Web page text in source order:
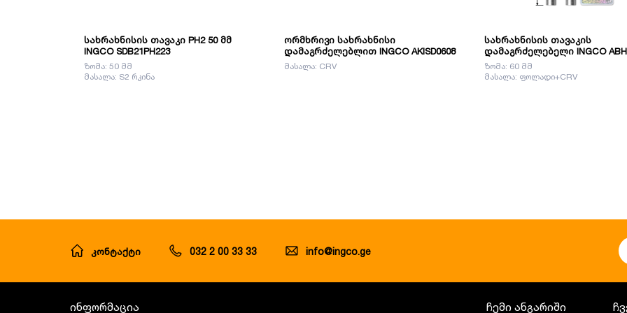
სახრახნისის თავაკი PH2 50 მმ
INGCO SDB21PH223
ზომა: 50 მმ
მასალა: S2 რკინა
ორმხრივი სახრახნისი
დამაგრძელებლით INGCO AKISD0608
მასალა: CRV
სახრახნისის თავაკის
დამაგრძელებელი INGCO
ზომა: 60 მმ
მასალა: ფოლადი+CRV
კონტაქტი 032 2 00 33 33 info@ingco.ge
ინფორმაცია ჩემი ანგარიში